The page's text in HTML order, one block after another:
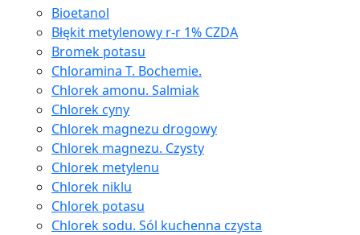
Bioetanol
Błękit metylenowy r-r 1% CZDA
Bromek potasu
Chloramina T. Bochemie.
Chlorek amonu. Salmiak
Chlorek cyny
Chlorek magnezu drogowy
Chlorek magnezu. Czysty
Chlorek metylenu
Chlorek niklu
Chlorek potasu
Chlorek sodu. Sól kuchenna czysta